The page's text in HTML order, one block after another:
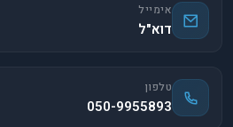
אימייל
דוא"ל
טלפון
050-9955893